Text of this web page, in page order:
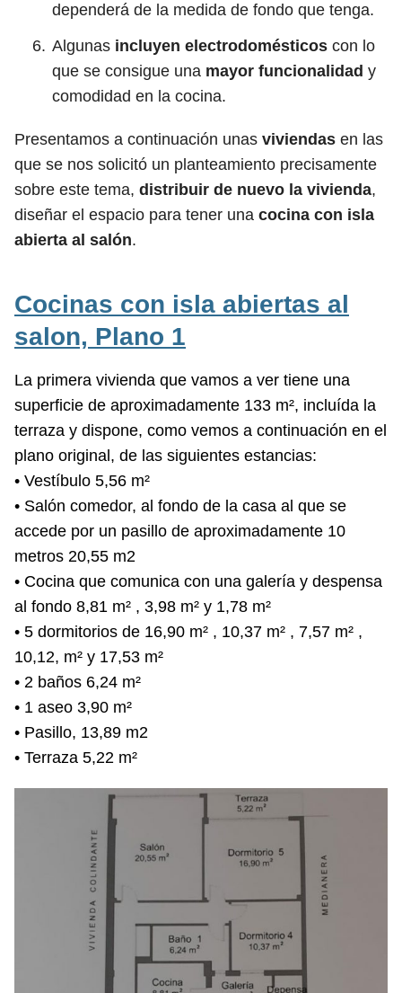
dependerá de la medida de fondo que tenga.
Algunas incluyen electrodomésticos con lo
que se consigue una mayor funcionalidad y
comodidad en la cocina.
Presentamos a continuación unas viviendas en las
que se nos solicitó un planteamiento precisamente
sobre este tema, distribuir de nuevo la vivienda,
diseñar el espacio para tener una cocina con isla
abierta al salón.
Cocinas con isla abiertas al
salon, Plano 1
La primera vivienda que vamos a ver tiene una
superficie de aproximadamente 133 m², incluída la
terraza y dispone, como vemos a continuación en el
plano original, de las siguientes estancias:
• Vestíbulo 5,56 m²
• Salón comedor, al fondo de la casa al que se
accede por un pasillo de aproximadamente 10
metros 20,55 m2
• Cocina que comunica con una galería y despensa
al fondo 8,81 m² , 3,98 m² y 1,78 m²
• 5 dormitorios de 16,90 m² , 10,37 m² , 7,57 m² ,
10,12, m² y 17,53 m²
• 2 baños 6,24 m²
• 1 aseo 3,90 m²
• Pasillo, 13,89 m2
• Terraza 5,22 m²